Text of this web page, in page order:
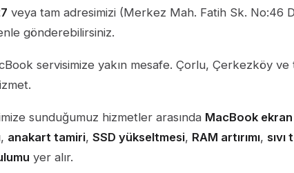
veya tam adresimizi (Merkez Mah. Fatih Sk. No:46
gönderebilirsiniz.
servisimize yakın mesafe. Çorlu, Çerkezköy
sunduğumuz hizmetler arasında MacBook
, anakart tamiri, SSD yükseltmesi, RAM artırımı, sıvı
yer alır.